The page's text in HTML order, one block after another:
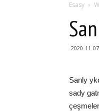
Esasy
2020-11-07
San­ly
sa­dy